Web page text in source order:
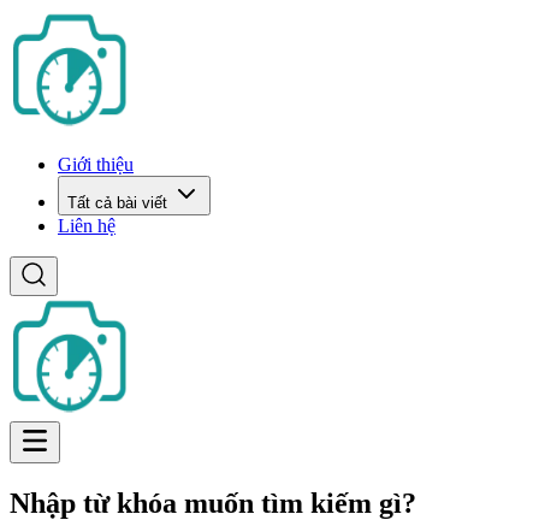
Giới thiệu
Tất cả bài viết
Liên hệ
Nhập từ khóa muốn tìm kiếm gì?